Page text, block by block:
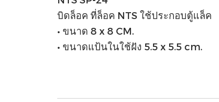
บิดล็อค ที่ล็อค NTS ใช้ประกอบตู้แล็ค
• ขนาด 8 x 8 CM.
• ขนาดแป้นในใช้ฝัง 5.5 x 5.5 cm.